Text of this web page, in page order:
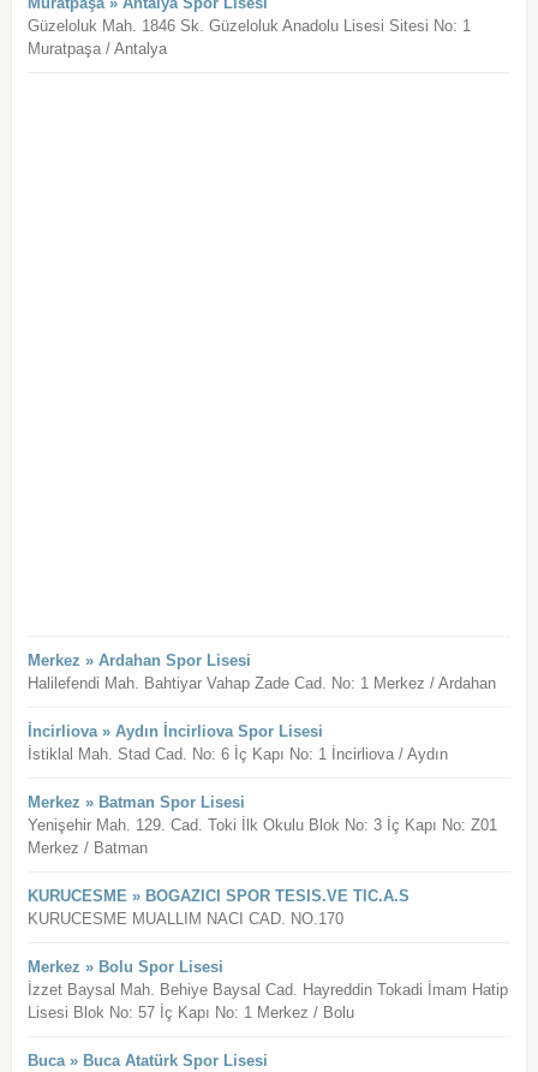
Güzeloluk Mah. 1846 Sk. Güzeloluk Anadolu Lisesi Sitesi No: 1
Muratpaşa / Antalya
Merkez » Ardahan Spor Lisesi
Halilefendi Mah. Bahtiyar Vahap Zade Cad. No: 1 Merkez / Ardahan
İncirliova » Aydın İncirliova Spor Lisesi
İstiklal Mah. Stad Cad. No: 6 İç Kapı No: 1 İncirliova / Aydın
Merkez » Batman Spor Lisesi
Yenişehir Mah. 129. Cad. Toki İlk Okulu Blok No: 3 İç Kapı No: Z01
Merkez / Batman
KURUCESME » BOGAZICI SPOR TESIS.VE TIC.A.S
KURUCESME MUALLIM NACI CAD. NO.170
Merkez » Bolu Spor Lisesi
İzzet Baysal Mah. Behiye Baysal Cad. Hayreddin Tokadi İmam Hatip
Lisesi Blok No: 57 İç Kapı No: 1 Merkez / Bolu
Buca » Buca Atatürk Spor Lisesi